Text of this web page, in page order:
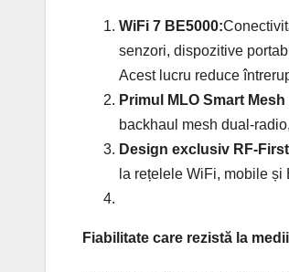
WiFi 7 BE5000:
senzori, dispozitive
Acest lucru reduce
Primul MLO Smart
backhaul mesh dual-
Design exclusiv RF-First
la rețelele WiFi, mobile
Fiabilitate care rezistă la